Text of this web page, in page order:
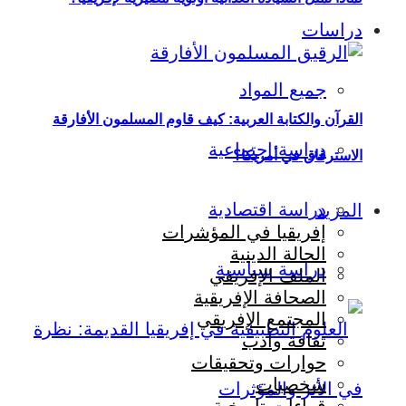
دراسات
جميع المواد
دراسة اجتماعية
دراسة اقتصادية
دراسة سياسية
القرآن والكتابة العربية: كيف قاوم المسلمون الأفارقة
الاسترقاق في أمريكا؟
المزيد
إفريقيا في المؤشرات
الحالة الدينية
الملف الإفريقي
الصحافة الإفريقية
المجتمع الإفريقي
ثقافة وأدب
حوارات وتحقيقات
شخصيات